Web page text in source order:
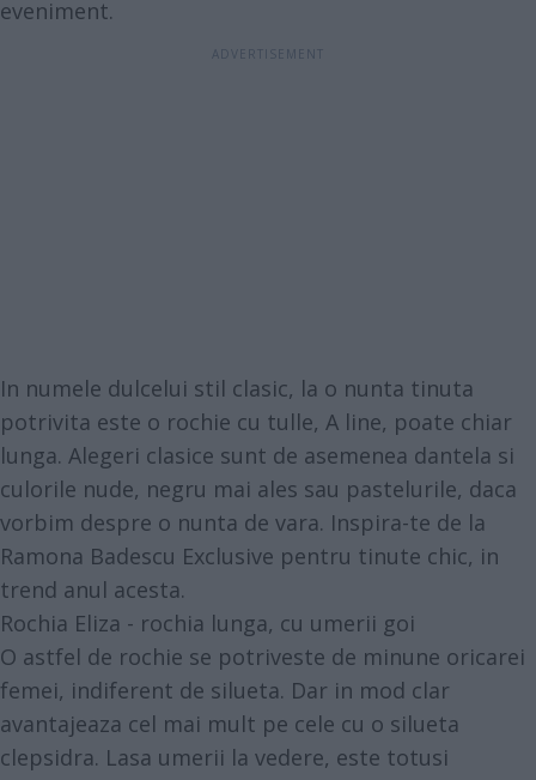
eveniment.
In numele dulcelui stil clasic, la o nunta tinuta
potrivita este o rochie cu tulle, A line, poate chiar
lunga. Alegeri clasice sunt de asemenea dantela si
culorile nude, negru mai ales sau pastelurile, daca
vorbim despre o nunta de vara. Inspira-te de la
Ramona Badescu Exclusive pentru tinute chic, in
trend anul acesta.
Rochia Eliza - rochia lunga, cu umerii goi
O astfel de rochie se potriveste de minune oricarei
femei, indiferent de silueta. Dar in mod clar
avantajeaza cel mai mult pe cele cu o silueta
clepsidra. Lasa umerii la vedere, este totusi